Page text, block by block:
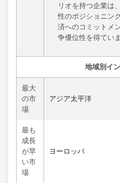
リオを持つ企業は
性のポジショニン
済へのコミットメ
争優位性を得てい
地域別イ
最大
の市
場
アジア太平洋
最も
成長
が早
い市
場
ヨーロッパ